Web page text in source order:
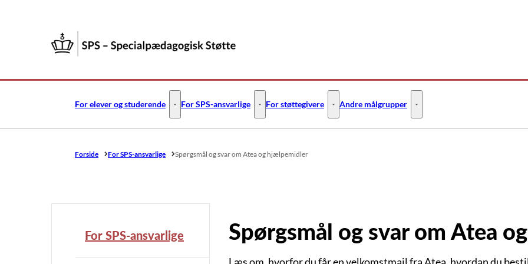
For elever og studerende For elever og studerende - Flere links
For SPS-ansvarlige For SPS-ansvarlige - Flere links
For støttegivere For støttegivere - Flere links
Andre målgrupper Andre målgrupper - Flere links
Forside For SPS-ansvarlige Spørgsmål og svar om Atea og hjælpemidler
For SPS-ansvarlige Spørgsmål og svar om Atea